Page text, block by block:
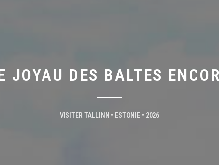
DES BALTES
VISITER TALLINN • ESTONIE • 2026